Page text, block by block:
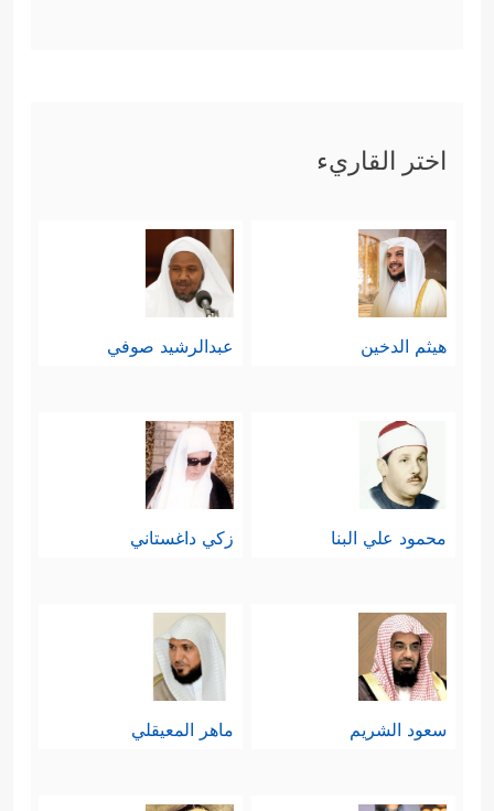
اختر القاريء
هيثم الدخين عبدالرشيد صوفي
محمود علي البنا زكي داغستاني
سعود الشريم ماهر المعيقلي